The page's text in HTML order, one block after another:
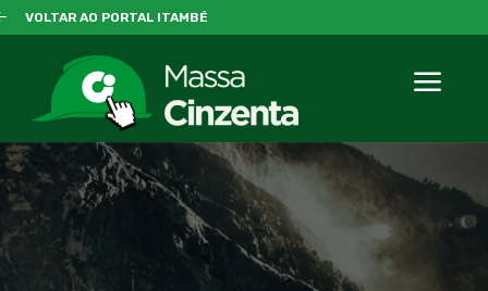
VOLTAR AO PORTAL ITAMBÉ